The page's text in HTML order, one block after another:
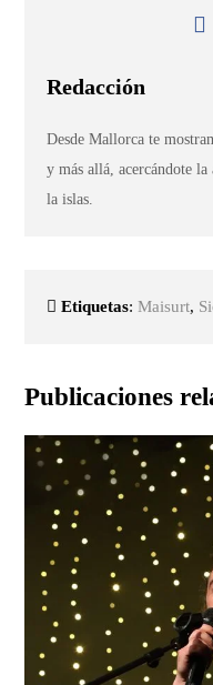
Redacción
Desde Mallorca te
y más allá, acercándote
la islas.
Etiquetas:Maisurt,
Publicaciones